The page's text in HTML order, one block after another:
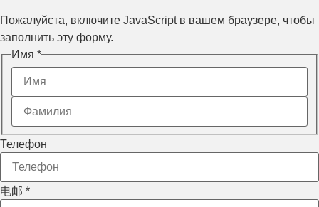
Пожалуйста, включите JavaScript в вашем браузере, чтобы
заполнить эту форму.
Имя *
Макет 电
邮
Телефон
Телефон
电邮 *